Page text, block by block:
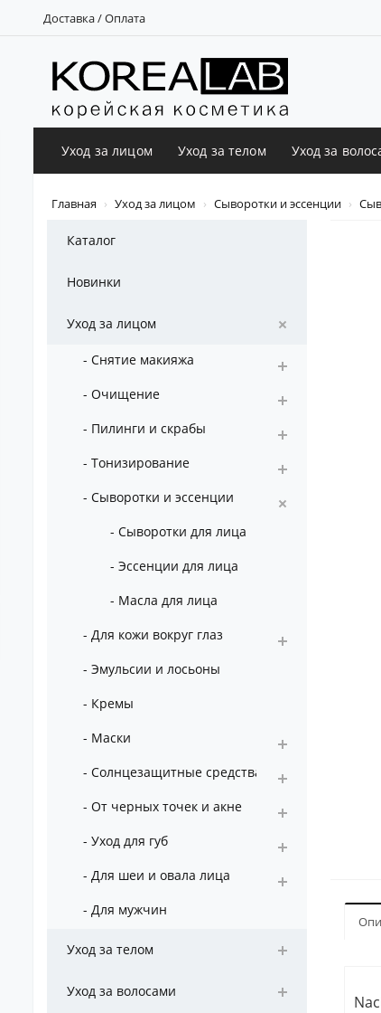
Доставка / Оплата
Уход за лицом Уход за телом Уход за
Главная Уход за лицом Сыворотки и эссенции
Каталог
Новинки
Уход за лицом
- Снятие макияжа
- Очищение
- Пилинги и скрабы
- Тонизирование
- Сыворотки и эссенции
- Сыворотки для лица
- Эссенции для лица
- Масла для лица
- Для кожи вокруг глаз
- Эмульсии и лосьоны
- Кремы
- Маски
- Солнцезащитные средства
- От черных точек и акне
- Уход для губ
- Для шеи и овала лица
- Для мужчин
Уход за телом
Уход за волосами